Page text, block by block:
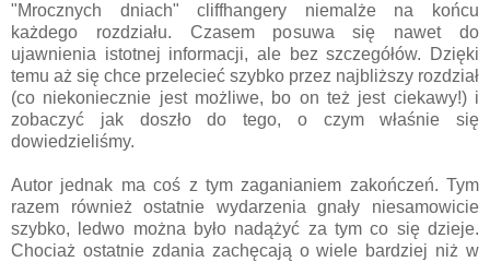
"Mrocznych dniach" cliffhangery niemalże na końcu
każdego rozdziału. Czasem posuwa się nawet do
ujawnienia istotnej informacji, ale bez szczegółów. Dzięki
temu aż się chce przelecieć szybko przez najbliższy rozdział
(co niekoniecznie jest możliwe, bo on też jest ciekawy!) i
zobaczyć jak doszło do tego, o czym właśnie się
dowiedzieliśmy.
Autor jednak ma coś z tym zaganianiem zakończeń. Tym
razem również ostatnie wydarzenia gnały niesamowicie
szybko, ledwo można było nadążyć za tym co się dzieje.
Chociaż ostatnie zdania zachęcają o wiele bardziej niż w